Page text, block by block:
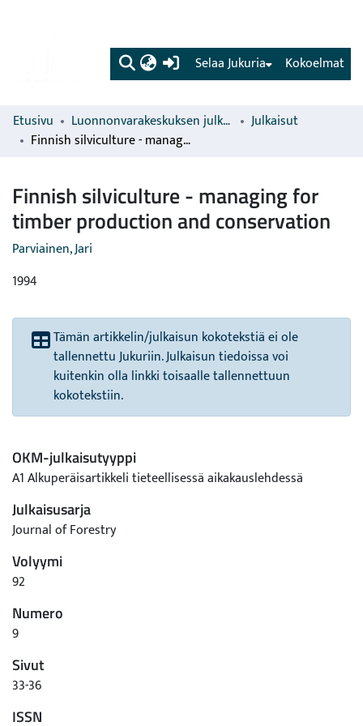
(current) Kokoelmat
Selaa Jukuria
Etusivu Luonnonvarakeskuksen julkaisut
Julkaisut
Finnish silviculture - managing for timber production and conservation
Finnish silviculture - managing for
timber production and conservation
Parviainen, Jari
1994
Tämän artikkelin/julkaisun kokotekstiä ei ole
tallennettu Jukuriin. Julkaisun tiedoissa voi
kuitenkin olla linkki toisaalle tallennettuun
kokotekstiin.
OKM-julkaisutyyppi
A1 Alkuperäisartikkeli tieteellisessä aikakauslehdessä
Julkaisusarja
Journal of Forestry
Volyymi
92
Numero
9
Sivut
33-36
ISSN